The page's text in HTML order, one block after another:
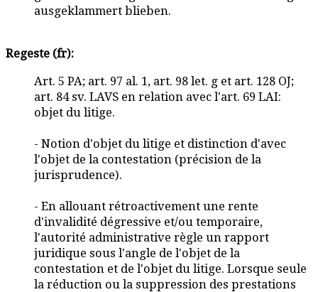
ausgeklammert blieben.
Regeste (fr):
Art. 5 PA; art. 97 al. 1, art. 98 let. g et art. 128 OJ;
art. 84 sv. LAVS en relation avec l'art. 69 LAI:
objet du litige.
- Notion d'objet du litige et distinction d'avec
l'objet de la contestation (précision de la
jurisprudence).
- En allouant rétroactivement une rente
d'invalidité dégressive et/ou temporaire,
l'autorité administrative règle un rapport
juridique sous l'angle de l'objet de la
contestation et de l'objet du litige. Lorsque seule
la réduction ou la suppression des prestations